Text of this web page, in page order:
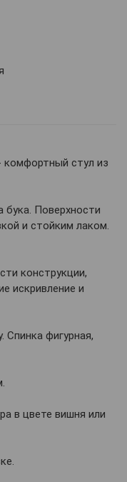
комфортный стул из
бука. Поверхности
и стойким лаком.
конструкции,
искривление и
Спинка фигурная,
в цвете вишня или